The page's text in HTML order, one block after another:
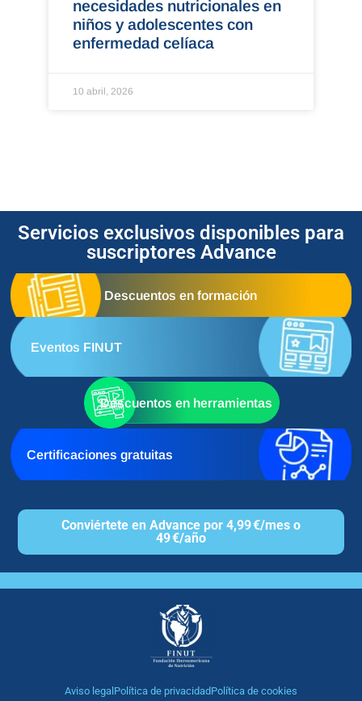
necesidades nutricionales en
niños y adolescentes con
enfermedad celíaca
10 abril, 2026
Servicios exclusivos disponibles para
suscriptores Advance
Descuentos en formación
Eventos FINUT
Descuentos en herramientas
Certificaciones gratuitas
Conviértete en Advance por 4,99 €/mes o
49 €/año
Aviso legal Política de privacidadPolítica de cookies